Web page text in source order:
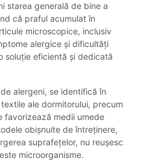
starea generală de bine a
că praful acumulat în
microscopice, inclusiv
alergice și dificultăți
soluție eficientă și dedicată
alergeni, se identifică în
ale dormitorului, precum
favorizează medii umede
obișnuite de întreținere,
suprafețelor, nu reușesc
microorganisme.